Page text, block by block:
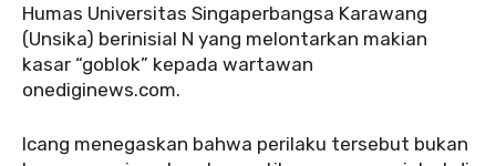
Humas Universitas Singaperbangsa Karawang
(Unsika) berinisial N yang melontarkan makian
kasar “goblok” kepada wartawan
onediginews.com.
‎Icang menegaskan bahwa perilaku tersebut bukan